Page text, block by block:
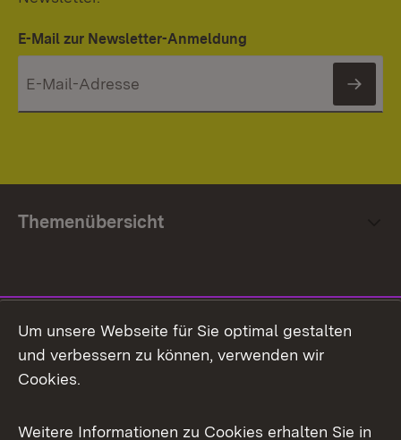
E-Mail zur Newsletter-Anmeldung
Themenübersicht
Facebook
X / Twitter
Um unsere Webseite für Sie optimal gestalten
und verbessern zu können, verwenden wir
Cookies.
Weitere Informationen zu Cookies erhalten Sie in